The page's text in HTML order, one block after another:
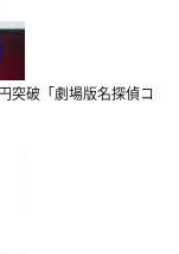
突破「劇場版名探偵コ